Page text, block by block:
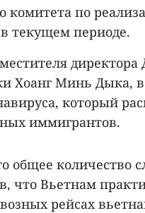
комитета по
текущем периоде.
Хоанг Минь Дыка,
который
иммигрантов.
общее количество
что Вьетнам
рейсах